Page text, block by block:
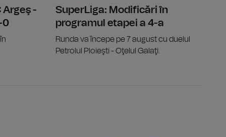
Argeş -
0
SuperLiga: Modificări în
programul etapei a 4-a
Runda va începe pe 7 august cu duelul
Petrolul Ploieşti - Oţelul Galaţi.